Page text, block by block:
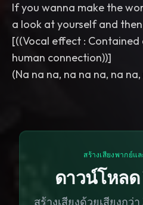
If you wanna make the
a look at yourself and
[((Vocal effect :
human connection))]
(Na na na, na na na, na
สร้างเสียงพากย์แ
ดาวน์โหลด
สร้างเสียงด้วยเสียงกว่